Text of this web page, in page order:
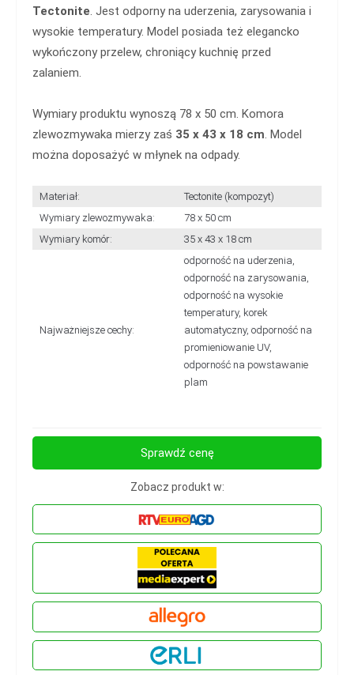
Tectonite . Jest odporny na uderzenia, zarysowania i
wysokie temperatury. Model posiada też elegancko
wykończony przelew, chroniący kuchnię przed
zalaniem.
Wymiary produktu wynoszą 78 x 50 cm. Komora
zlewozmywaka mierzy zaś 35 x 43 x 18 cm . Model
można doposażyć w młynek na odpady.
Materiał:
Tectonite (kompozyt)
Wymiary zlewozmywaka:
78 x 50 cm
Wymiary komór:
35 x 43 x 18 cm
Najważniejsze cechy:
odporność na uderzenia,
odporność na zarysowania,
odporność na wysokie
temperatury, korek
automatyczny, odporność na
promieniowanie UV,
odporność na powstawanie
plam
Sprawdź cenę
Zobacz produkt w: